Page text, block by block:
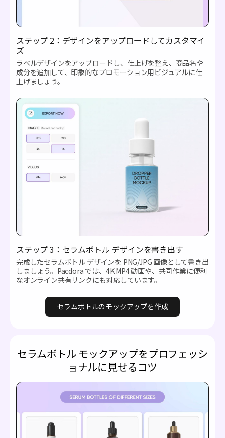
ステップ 2：デザインをアップロードしてカスタマイ
ズ
ラベルデザインをアップロードし、仕上げを整え、商品名や
成分を追加して、印象的なプロモーション用ビジュアルに仕
上げましょう。
ステップ 3：セラムボトル デザインを書き出す
完成したセラムボトル デザインを PNG/JPG 画像として書き出
しましょう。Pacdora では、4K MP4 動画や、共同作業に便利
なオンライン共有リンクにも対応しています。
セラムボトルのモックアップを作成
セラムボトル モックアップをプロフェッシ
ョナルに見せるコツ